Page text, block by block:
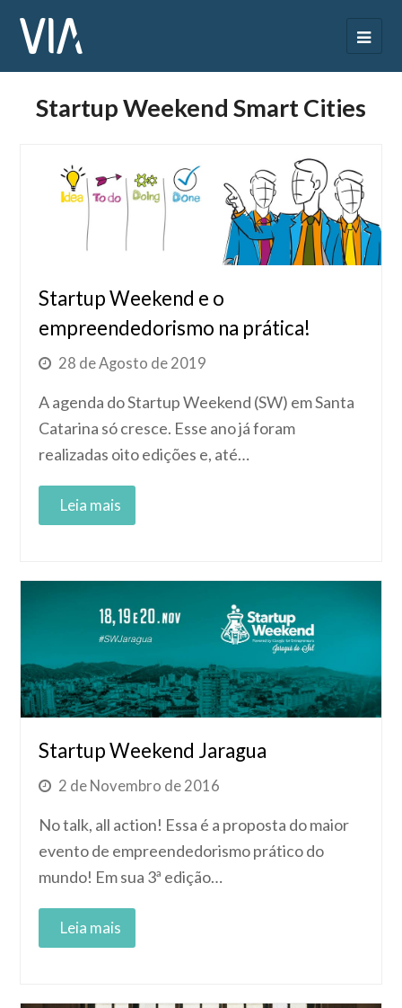
Startup Weekend Smart Cities
Startup Weekend e o
empreendedorismo na prática!
28 de Agosto de 2019
A agenda do Startup Weekend (SW) em Santa
Catarina só cresce. Esse ano já foram
realizadas oito edições e, até…
Startup Weekend Jaragua
2 de Novembro de 2016
No talk, all action! Essa é a proposta do maior
evento de empreendedorismo prático do
mundo! Em sua 3ª edição…